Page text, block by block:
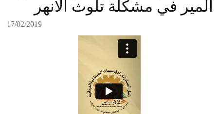
المير في مشكلة تلوث الانهر
17/02/2019